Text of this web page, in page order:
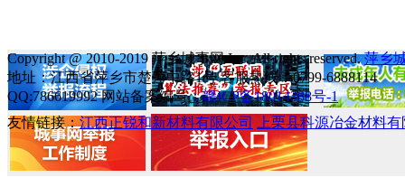
Copyright @ 2010-2019 萍乡城事网 Inc. All rights reserved.萍乡
地址：江西省萍乡市楚萍中路1号 客服热线：0799-6888114
QQ:786619992 网站备案编号：赣ICP备18014388号-1
友情链接： 江西正锐和新材料有限公司 上栗县科源冶金材料